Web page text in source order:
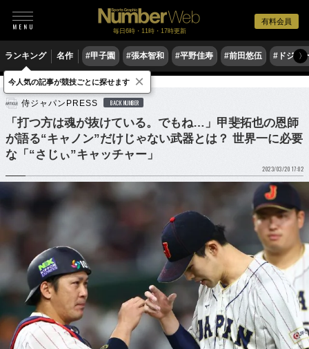
有料会員
毎日6時・11時・17時更新
ランキング 名作 #甲子園 #張本智和 #平野佳寿 #前田悠伍 #ドジャ
〉
野球 プロ野球 侍ジャパン
侍ジャパンPRESS BACK NUMBER
「打つ方は魂が抜けている。でもね…」甲斐拓也の恩師
が語る“キャノン”だけじゃない武器とは？ 世界一に必要
な「“さじぃ”キャッチャー」
2023/03/20 17:02
今人気の記事が競技ごとに探せます ×